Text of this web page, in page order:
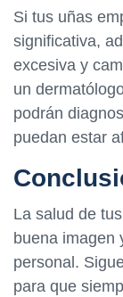
Si tus uñas
significativa,
excesiva y
un
podrán
puedan estar
La salud de
buena imagen
personal.
para que